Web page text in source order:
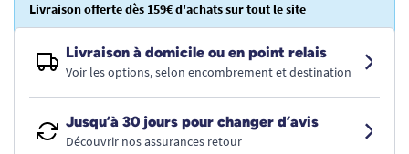
Livraison offerte dès 159€ d'achats sur tout le site
Livraison à domicile ou en point relais
Voir les options, selon encombrement et destination
Jusqu’à 30 jours pour changer d’avis
Découvrir nos assurances retour